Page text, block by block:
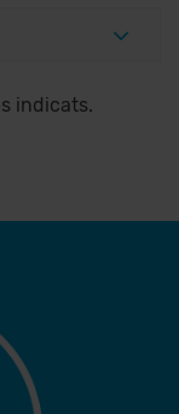
indicats.